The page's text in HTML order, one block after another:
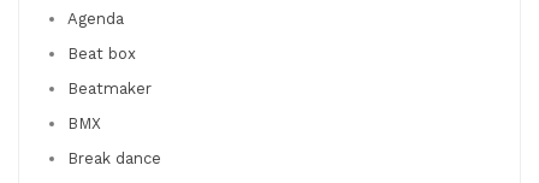
Agenda
Beat box
Beatmaker
BMX
Break dance